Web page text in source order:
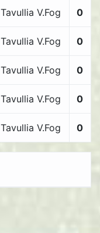
Tavullia V.Fog 0
Tavullia V.Fog 0
Tavullia V.Fog 0
Tavullia V.Fog 0
Tavullia V.Fog 0